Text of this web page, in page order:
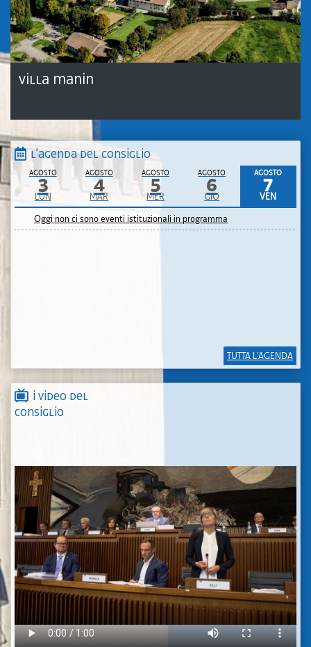
Villa Manin
L’agenda del Consiglio
AGOSTO
3
LUN
AGOSTO
4
MAR
AGOSTO
5
MER
AGOSTO
6
GIO
AGOSTO
7
VEN
Oggi non ci sono eventi istituzionali in programma
TUTTA L'AGENDA
I video del
Consiglio